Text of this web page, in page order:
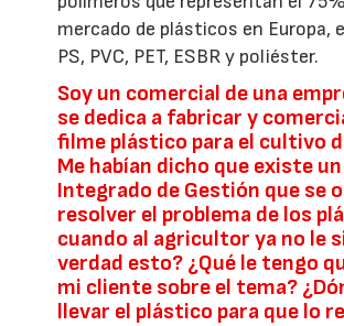
mercado de plásticos en Europa,
PS, PVC, PET, ESBR y poliéster.
Soy un comercial de una
se dedica a fabricar y
filme plástico para el cultivo
Me habían dicho que existe
Integrado de Gestión que se
resolver el problema de los
cuando al agricultor ya no le
verdad esto? ¿Qué le tengo
mi cliente sobre el tema?
llevar el plástico para que lo